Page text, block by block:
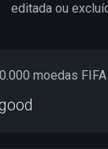
editada ou
moedas FIFA